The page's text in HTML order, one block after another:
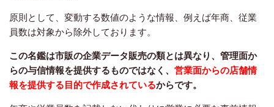
原則として、変動する数値のような情報、例えば年商、従業
員数は対象から除外しております。
この名鑑は市販の企業データ販売の類とは異なり、管理面か
らの与信情報を提供するものではなく、 営業面からの店舗情
報を提供する目的で作成されているからです。